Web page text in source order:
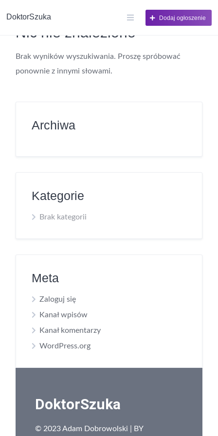
DoktorSzuka Dodaj ogłoszenie
Nic nie znaleziono
Brak wyników wyszukiwania. Proszę spróbować
ponownie z innymi słowami.
Archiwa
Kategorie
Brak kategorii
Meta
Zaloguj się
Kanał wpisów
Kanał komentarzy
WordPress.org
DoktorSzuka
© 2023 Adam Dobrowolski | BY